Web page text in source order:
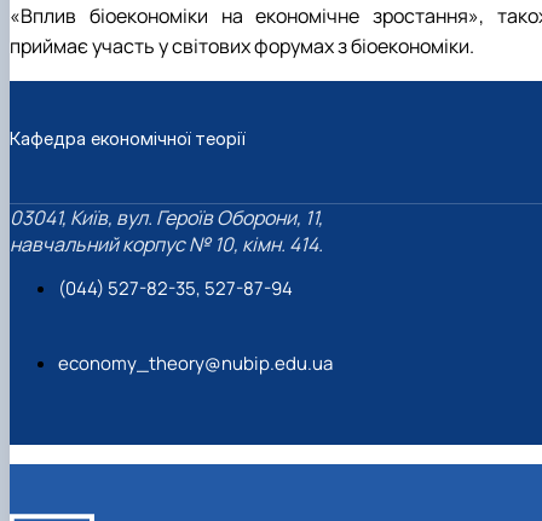
«Вплив біоекономіки на економічне зростання»,
приймає участь у світових форумах з біоекономіки.
Кафедра економічної теорії
03041, Київ, вул. Героїв Оборони, 11,
навчальний корпус № 10, кімн. 414.
(044) 527-82-35, 527-87-94
economy_theory@nubip.edu.ua